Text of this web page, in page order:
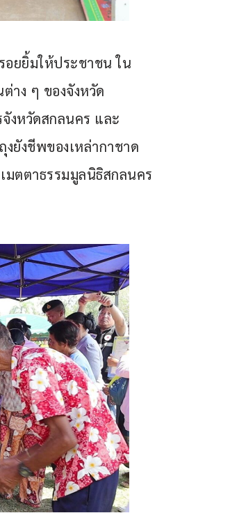
อยยิ้มให้ประชาชน ใน
าง ๆ ของจังหวัด
งหวัดสกลนคร และ
ยังชีพของเหล่ากาชาด
ตตาธรรมมูลนิธิสกลนคร